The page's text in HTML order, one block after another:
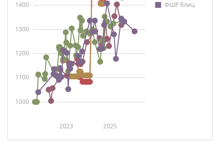
ФШР блиц
2023 2025
1000
1100
1200
1300
1400